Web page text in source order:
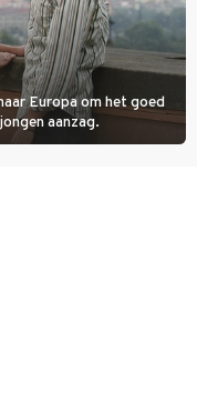
Europa om het goed
aanzag.